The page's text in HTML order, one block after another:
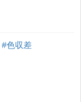
#色収差